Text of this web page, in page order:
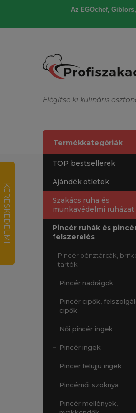
Az EGOchef,
Elégítse ki kulináris
Termékkategóriák
TOP bestsellerek
Ajándék ötletek
Szakács ruha és
munkavédelmi ruházat
Pincér ruhák és
felszerelés
Pincér pénztárcák,
tartók
Pincér nadrágok
Pincér cipők,
cipők
Női pincér ingek
Pincér ingek
Pincér félujjú ingek
Pincérnői szoknya
Pincér mellények,
K
E
R
E
S
K
E
D
E
L
M
I
R
T
É
K
E
L
É